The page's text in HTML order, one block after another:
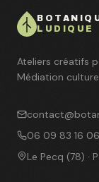
LUDIQUE
Ateliers créatifs
Médiation
06 09 83 16 06
Le Pecq (78) ·